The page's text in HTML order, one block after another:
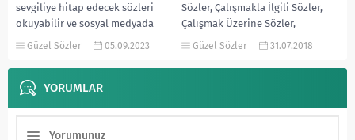
sevgiliye hitap edecek sözleri
okuyabilir ve sosyal medyada
paylaşabilirsiniz. Yine Türk...
Güzel Sözler 05.09.2023
Sözler, Çalışmakla İlgili Sözler,
Çalışmak Üzerine Sözler,
Çalışmak Hakkında Sözler,
Güzel Sözler 31.07.2018
YORUMLAR